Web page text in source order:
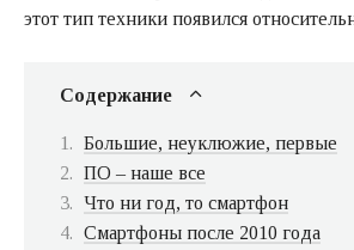
этот тип техники появился
Содержание
Большие, неуклюжие, первые
ПО – наше все
Что ни год, то смартфон
Смартфоны после 2010 года